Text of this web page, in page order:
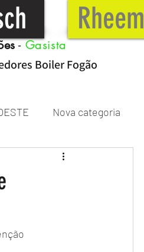
Rheem
-Gasista
Boiler Fogão
Nova categoria